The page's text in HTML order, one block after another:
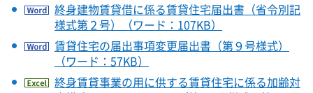
終身建物賃貸借に係る賃貸住宅届出書（省令別記
様式第２号）（ワード：107KB）
賃貸住宅の届出事項変更届出書（第９号様式）
（ワード：57KB）
終身賃貸事業の用に供する賃貸住宅に係る加齢対